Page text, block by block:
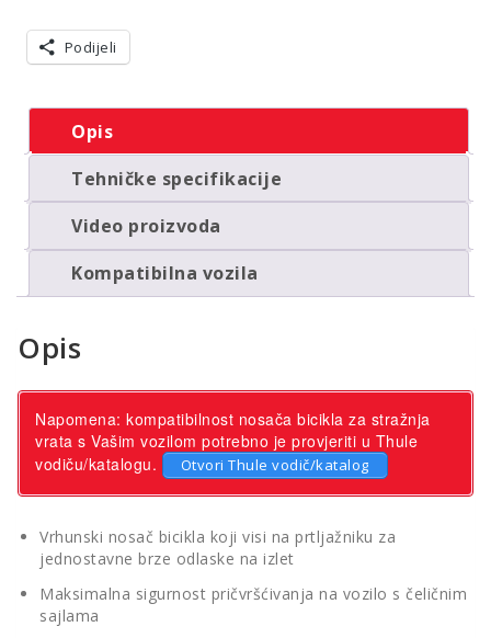
vrata
automobila
bicikla
količina
Podijeli
Opis
Tehničke specifikacije
Video proizvoda
Kompatibilna vozila
Opis
Napomena: kompatibilnost nosača bicikla za stražnja
vrata s Vašim vozilom potrebno je provjeriti u Thule
vodiču/katalogu.
Otvori Thule vodič/katalog
Vrhunski nosač bicikla koji visi na prtljažniku za
jednostavne brze odlaske na izlet
Maksimalna sigurnost pričvršćivanja na vozilo s čeličnim
sajlama